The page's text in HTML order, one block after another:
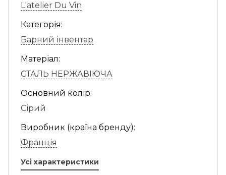
L'atelier Du Vin
Категорія:
Барний інвентар
Матеріал:
СТАЛЬ НЕРЖАВІЮЧА
Основний колір:
Сірий
Виробник (країна бренду):
Франція
Усі характеристики